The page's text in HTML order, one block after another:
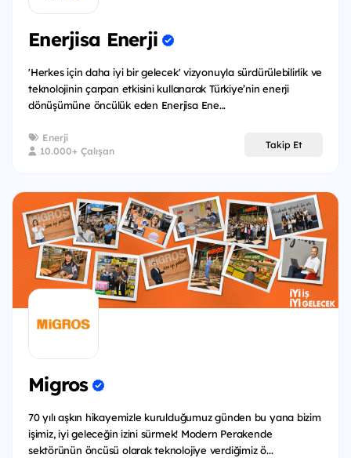
Enerjisa Enerji
'Herkes için daha iyi bir gelecek' vizyonuyla sürdürülebilirlik ve
teknolojinin çarpan etkisini kullanarak Türkiye’nin enerji
dönüşümüne öncülük eden Enerjisa Ene...
Enerji
10.000+ Çalışan
Takip Et
Migros
70 yılı aşkın hikayemizle kurulduğumuz günden bu yana bizim
işimiz, iyi geleceğin izini sürmek! Modern Perakende
sektörünün öncüsü olarak teknolojiye verdiğimiz ö...